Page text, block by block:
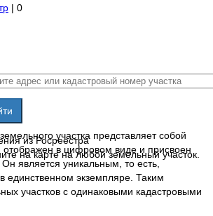
| 0
из Росреестра
на карте на любой земельный участок.
участка представляет собой
отображен в цифровом виде и присвоен
является уникальным, то есть,
в единственном экземпляре. Таким
участков с одинаковыми кадастровыми